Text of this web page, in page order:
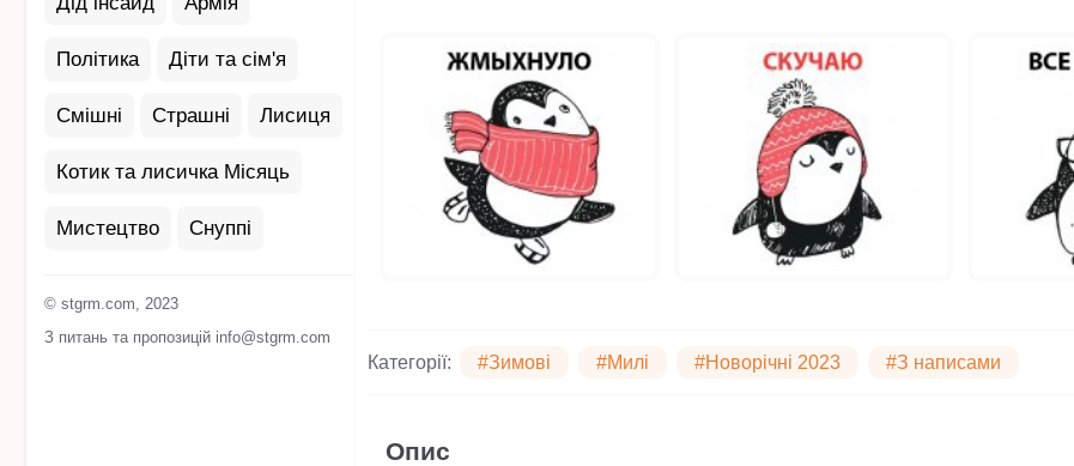
Політика Діти та сім'я
Смішні Страшні Лисиця
Котик та лисичка Місяць
Мистецтво Снуппі
© stgrm.com, 2023
З питань та пропозицій info@stgrm.com
Категорії: #Зимові #Милі #Новорічні 2023 #З написами
Опис